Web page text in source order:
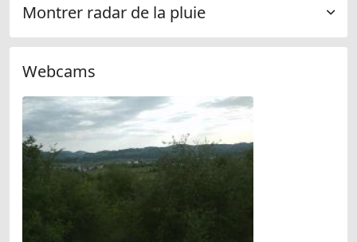
Montrer radar de la pluie
Webcams